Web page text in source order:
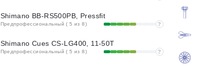
Shimano BB-RS500PB, Pressfit
Предпрофессиональный ( 5 из 8) ?
Shimano Cues CS-LG400, 11-50T
Предпрофессиональный ( 5 из 8) ?